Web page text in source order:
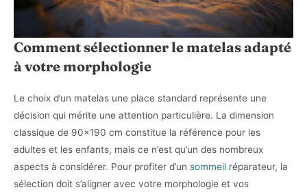
Comment sélectionner le matelas adapté
à votre morphologie
Le choix d’un matelas une place standard représente une
décision qui mérite une attention particulière. La dimension
classique de 90×190 cm constitue la référence pour les
adultes et les enfants, mais ce n’est qu’un des nombreux
aspects à considérer. Pour profiter d’un sommeil réparateur, la
sélection doit s’aligner avec votre morphologie et vos